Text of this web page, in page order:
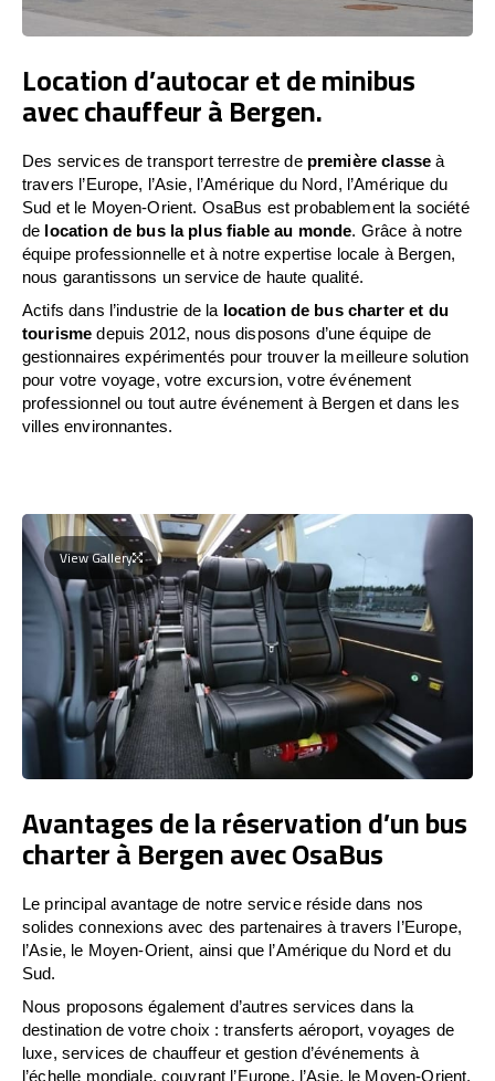
Location d’autocar et de minibus
avec chauffeur à Bergen.
Des services de transport terrestre de première classe à
travers l’Europe, l’Asie, l’Amérique du Nord, l’Amérique du
Sud et le Moyen-Orient. OsaBus est probablement la société
de location de bus la plus fiable au monde. Grâce à notre
équipe professionnelle et à notre expertise locale à Bergen,
nous garantissons un service de haute qualité.
Actifs dans l’industrie de la location de bus charter et du
tourisme depuis 2012, nous disposons d’une équipe de
gestionnaires expérimentés pour trouver la meilleure solution
pour votre voyage, votre excursion, votre événement
professionnel ou tout autre événement à Bergen et dans les
villes environnantes.
View Gallery
Avantages de la réservation d’un bus
charter à Bergen avec OsaBus
Le principal avantage de notre service réside dans nos
solides connexions avec des partenaires à travers l’Europe,
l’Asie, le Moyen-Orient, ainsi que l’Amérique du Nord et du
Sud.
Nous proposons également d’autres services dans la
destination de votre choix : transferts aéroport, voyages de
luxe, services de chauffeur et gestion d’événements à
l’échelle mondiale, couvrant l’Europe, l’Asie, le Moyen-Orient,